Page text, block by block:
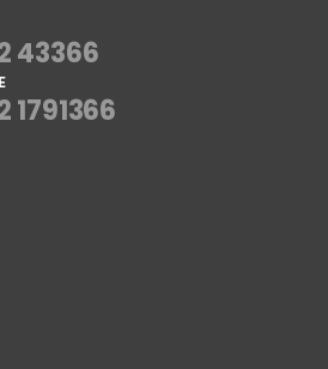
43366
1791366